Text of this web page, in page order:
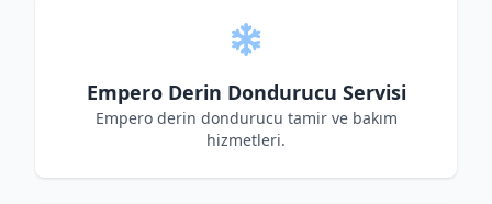
Empero Derin Dondurucu Servisi
Empero derin dondurucu tamir ve bakım
hizmetleri.